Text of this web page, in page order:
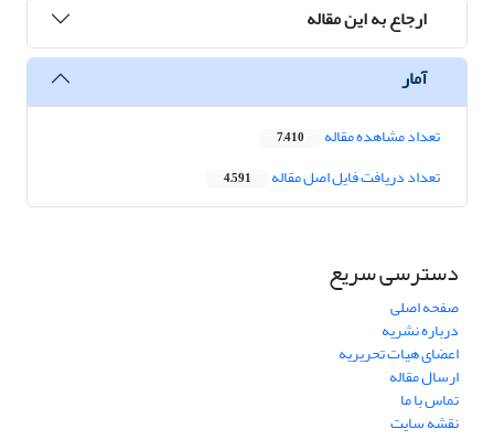
ارجاع به این مقاله
آمار
تعداد مشاهده مقاله 7,410
تعداد دریافت فایل اصل مقاله 4,591
دسترسی سریع
صفحه اصلی
درباره نشریه
اعضای هیات تحریریه
ارسال مقاله
تماس با ما
نقشه سایت